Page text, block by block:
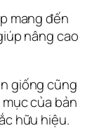
mang đến
nâng cao
giống cũng
của bản
hữu hiệu.